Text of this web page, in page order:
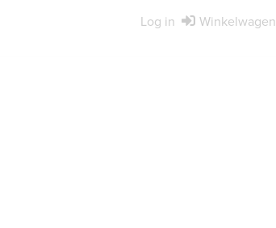
Log in Winkelwagen